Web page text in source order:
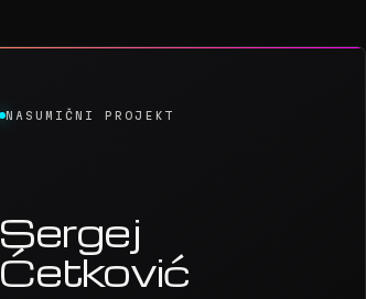
NASUMIČNI PROJEKT
Sergej
Ćetković